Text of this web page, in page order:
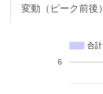
変動（ピーク前後）
合計
6